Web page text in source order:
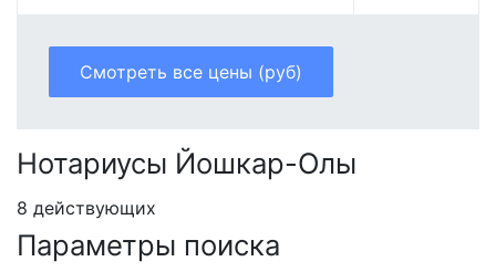
Смотреть все цены (руб)
Нотариусы Йошкар-Олы
8 действующих
Параметры поиска